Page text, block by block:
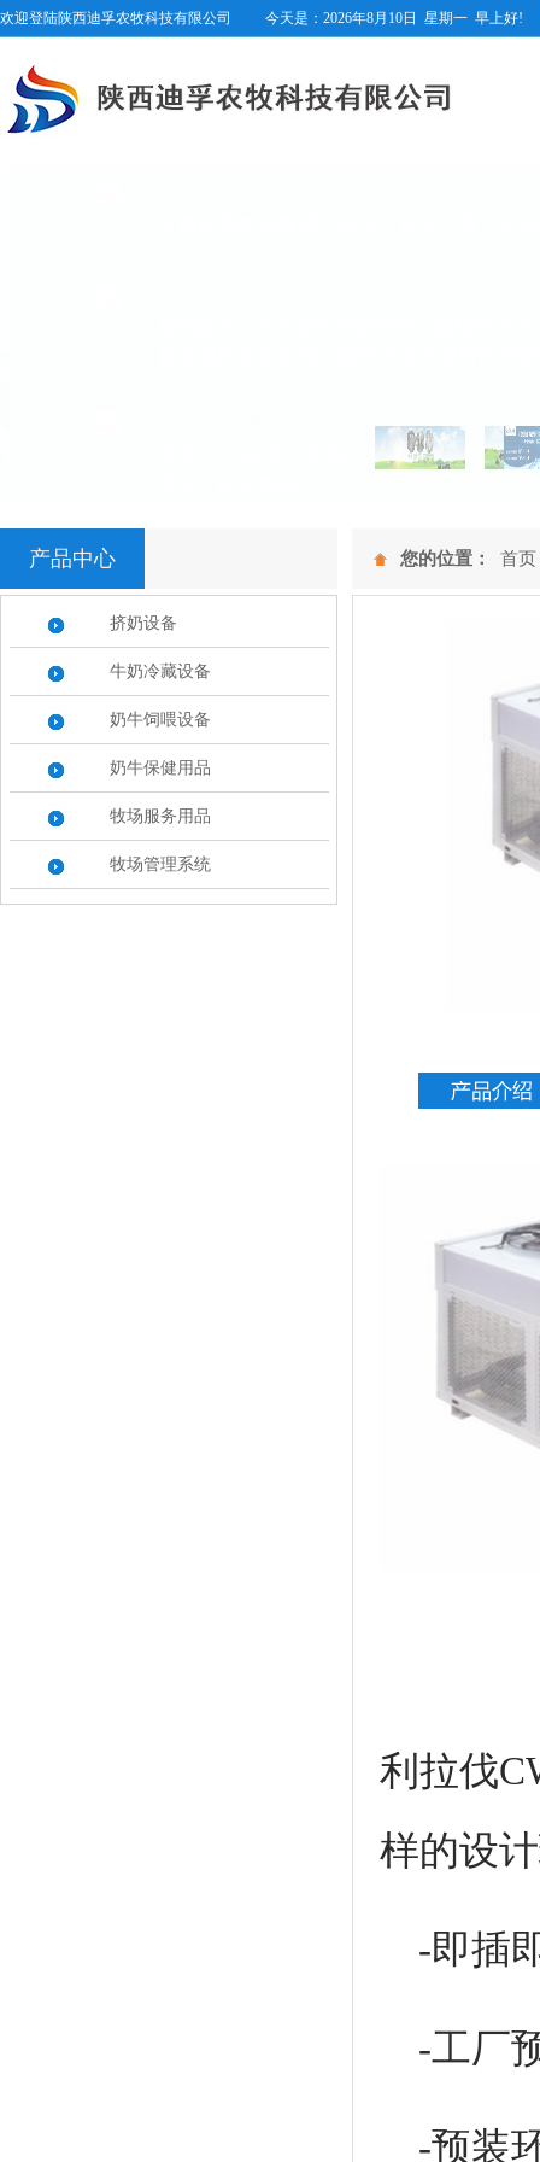
欢迎登陆陕西迪孚农牧科技有限公司 今天是： 2026年8月10日 星期一 早上好!
产品中心
挤奶设备
牛奶冷藏设备
奶牛饲喂设备
奶牛保健用品
牧场服务用品
牧场管理系统
您的位置： 首页
利拉伐
样的设
-即插
-工厂
-预装